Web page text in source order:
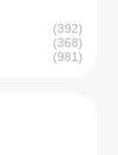
(392)
(368)
(981)